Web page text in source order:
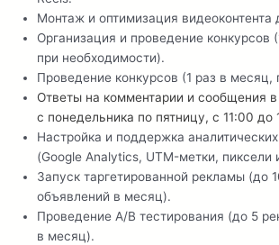
Монтаж и оптимизация видеоконтента
Организация и проведение конкурсов
при необходимости).
Проведение конкурсов (1 раз в месяц,
Ответы на комментарии и сообщения
с понедельника по пятницу, с 11:00 до
Настройка и поддержка
(Google Analytics, UTM-метки, пиксели
Запуск таргетированной рекламы (до
объявлений в месяц).
Проведение A/B тестирования (до 5
в месяц).